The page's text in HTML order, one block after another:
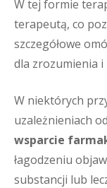
W tej formie
terapeutą, co
szczegółowe
dla zrozumienia
W niektórych
uzależnieniach
wsparcie
łagodzeniu
substancji lub